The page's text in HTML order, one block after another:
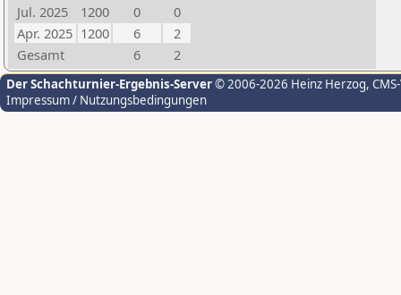
Jul. 2025
1200 0
0
Apr. 2025 1200 6
2
Gesamt
6 2
Der Schachturnier-Ergebnis-Server© 2006-2026 Heinz Herzog,
Impressum / Nutzungsbedingungen